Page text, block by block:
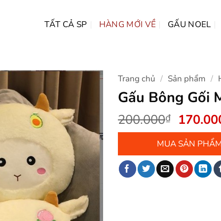
TẤT CẢ SP HÀNG MỚI VỀ GẤU NOEL
Trang chủ / Sản phẩm /
Gấu Bông Gối
200.000₫ Giá
gốc
là:
MUA SẢN